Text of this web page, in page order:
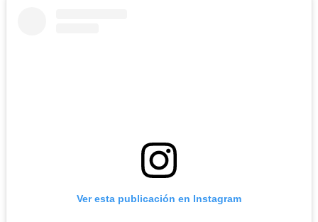
Ver esta publicación en Instagram